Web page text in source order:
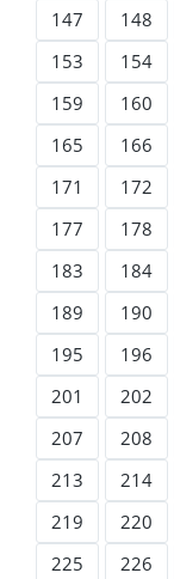
147
148
153
154
159
160
165
166
171
172
177
178
183
184
189
190
195
196
201
202
207
208
213
214
219
220
225
226